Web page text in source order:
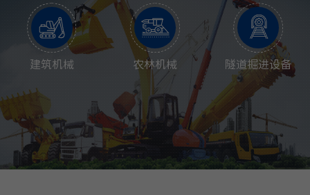
建筑机械 农林机械 隧道掘进设备